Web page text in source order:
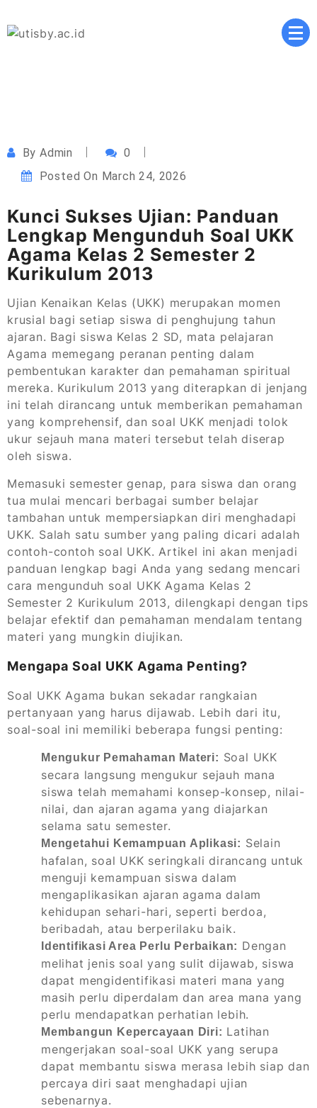
to
content
Masa Depan Cerah, Pendidikan Berkualitas, Inovasi
ByAdmin
0
Posted On March 24, 2026
Kunci Sukses Ujian: Panduan
Lengkap Mengunduh Soal UKK
Agama Kelas 2 Semester 2
Kurikulum 2013
Ujian Kenaikan Kelas (UKK) merupakan momen
krusial bagi setiap siswa di penghujung tahun
ajaran. Bagi siswa Kelas 2 SD, mata pelajaran
Agama memegang peranan penting dalam
pembentukan karakter dan pemahaman spiritual
mereka. Kurikulum 2013 yang diterapkan di jenjang
ini telah dirancang untuk memberikan pemahaman
yang komprehensif, dan soal UKK menjadi tolok
ukur sejauh mana materi tersebut telah diserap
oleh siswa.
Memasuki semester genap, para siswa dan orang
tua mulai mencari berbagai sumber belajar
tambahan untuk mempersiapkan diri menghadapi
UKK. Salah satu sumber yang paling dicari adalah
contoh-contoh soal UKK. Artikel ini akan menjadi
panduan lengkap bagi Anda yang sedang mencari
cara mengunduh soal UKK Agama Kelas 2
Semester 2 Kurikulum 2013, dilengkapi dengan tips
belajar efektif dan pemahaman mendalam tentang
materi yang mungkin diujikan.
Mengapa Soal UKK Agama Penting?
Soal UKK Agama bukan sekadar rangkaian
pertanyaan yang harus dijawab. Lebih dari itu,
soal-soal ini memiliki beberapa fungsi penting:
Mengukur Pemahaman Materi: Soal UKK
secara langsung mengukur sejauh mana
siswa telah memahami konsep-konsep, nilai-
nilai, dan ajaran agama yang diajarkan
selama satu semester.
Mengetahui Kemampuan Aplikasi: Selain
hafalan, soal UKK seringkali dirancang untuk
menguji kemampuan siswa dalam
mengaplikasikan ajaran agama dalam
kehidupan sehari-hari, seperti berdoa,
beribadah, atau berperilaku baik.
Identifikasi Area Perlu Perbaikan: Dengan
melihat jenis soal yang sulit dijawab, siswa
dapat mengidentifikasi materi mana yang
masih perlu diperdalam dan area mana yang
perlu mendapatkan perhatian lebih.
Membangun Kepercayaan Diri: Latihan
mengerjakan soal-soal UKK yang serupa
dapat membantu siswa merasa lebih siap dan
percaya diri saat menghadapi ujian
sebenarnya.